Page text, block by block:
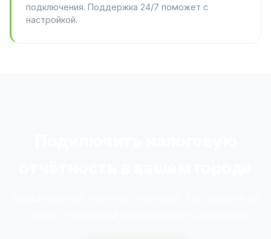
подключения. Поддержка 24/7 поможет с
настройкой.